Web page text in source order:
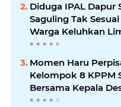
Diduga IPAL Dapur
Saguling Tak
Warga Keluhkan
Mengalir ke Sungai
Momen Haru
Kelompok 8 KPPM
Bersama Kepala
di Kecamatan